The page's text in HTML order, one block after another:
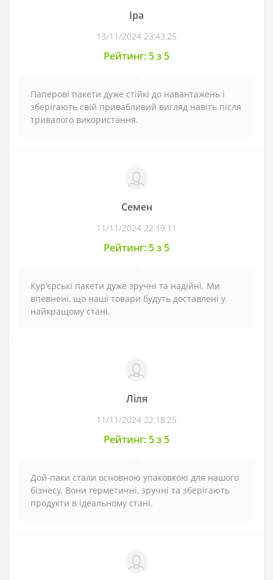
Іра
13/11/2024 23:43:25
Рейтинг: 5 з 5
Паперові пакети дуже стійкі до навантажень і
зберігають свій привабливий вигляд навіть після
тривалого використання.
Семен
11/11/2024 22:19:11
Рейтинг: 5 з 5
Кур'єрські пакети дуже зручні та надійні. Ми
впевнені, що наші товари будуть доставлені у
найкращому стані.
Ліля
11/11/2024 22:18:25
Рейтинг: 5 з 5
Дой-паки стали основною упаковкою для нашого
бізнесу. Вони герметичні, зручні та зберігають
продукти в ідеальному стані.